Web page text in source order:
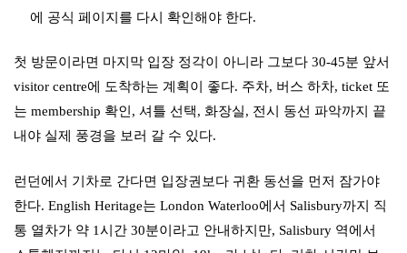
에 공식 페이지를 다시 확인해야 한다.
첫 방문이라면 마지막 입장 정각이 아니라 그보다 30-45분 앞서
visitor centre에 도착하는 계획이 좋다. 주차, 버스 하차, ticket 또
는 membership 확인, 셔틀 선택, 화장실, 전시 동선 파악까지 끝
내야 실제 풍경을 보러 갈 수 있다.
런던에서 기차로 간다면 입장권보다 귀환 동선을 먼저 잠가야
한다. English Heritage는 London Waterloo에서 Salisbury까지 직
통 열차가 약 1시간 30분이라고 안내하지만, Salisbury 역에서